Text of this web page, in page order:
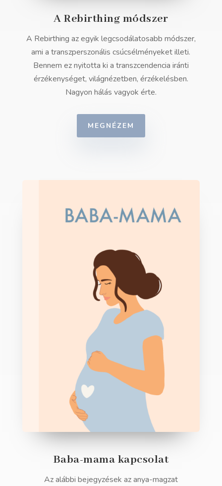
A Rebirthing módszer
A Rebirthing az egyik legcsodálatosabb módszer,
ami a transzperszonális csúcsélményeket illeti.
Bennem ez nyitotta ki a transzcendencia iránti
érzékenységet, világnézetben, érzékelésben.
Nagyon hálás vagyok érte.
MEGNÉZEM
Baba-mama kapcsolat
Az alábbi bejegyzések az anya-magzat